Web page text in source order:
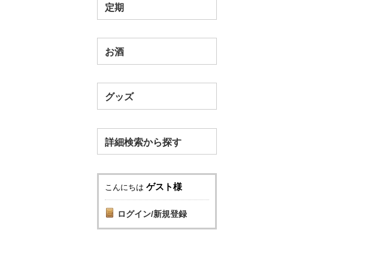
定期
お酒
グッズ
詳細検索から探す
こんにちは ゲスト様
ログイン/新規登録